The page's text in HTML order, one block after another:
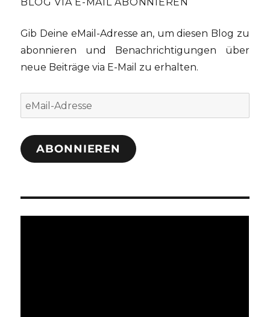
Gib Deine eMail-Adresse an, um diesen Blog zu
abonnieren und Benachrichtigungen über
neue Beiträge via E-Mail zu erhalten.
eMail-
Adresse
ABONNIEREN